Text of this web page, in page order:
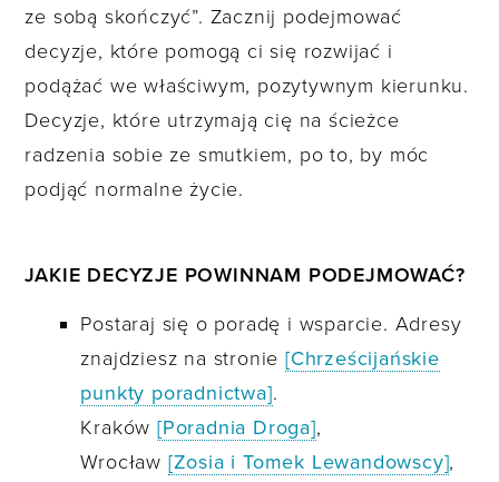
ze sobą skończyć”. Zacznij podejmować
decyzje, które pomogą ci się rozwijać i
podążać we właściwym, pozytywnym kierunku.
Decyzje, które utrzymają cię na ścieżce
radzenia sobie ze smutkiem, po to, by móc
podjąć normalne życie.
JAKIE DECYZJE POWINNAM PODEJMOWAĆ?
Postaraj się o poradę i wsparcie. Adresy
znajdziesz na stronie[Chrześcijańskie
punkty poradnictwa].
Kraków[Poradnia Droga],
Wrocław [Zosia i Tomek Lewandowscy],